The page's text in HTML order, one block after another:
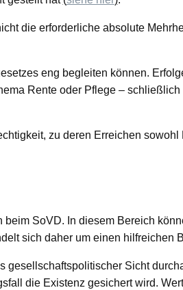
die erforderliche absolute
eng begleiten können.
Rente oder Pflege –
zu deren Erreichen
SoVD. In diesem Bereich
sich daher um einen hilfreichen
Sicht
die Existenz gesichert wird.